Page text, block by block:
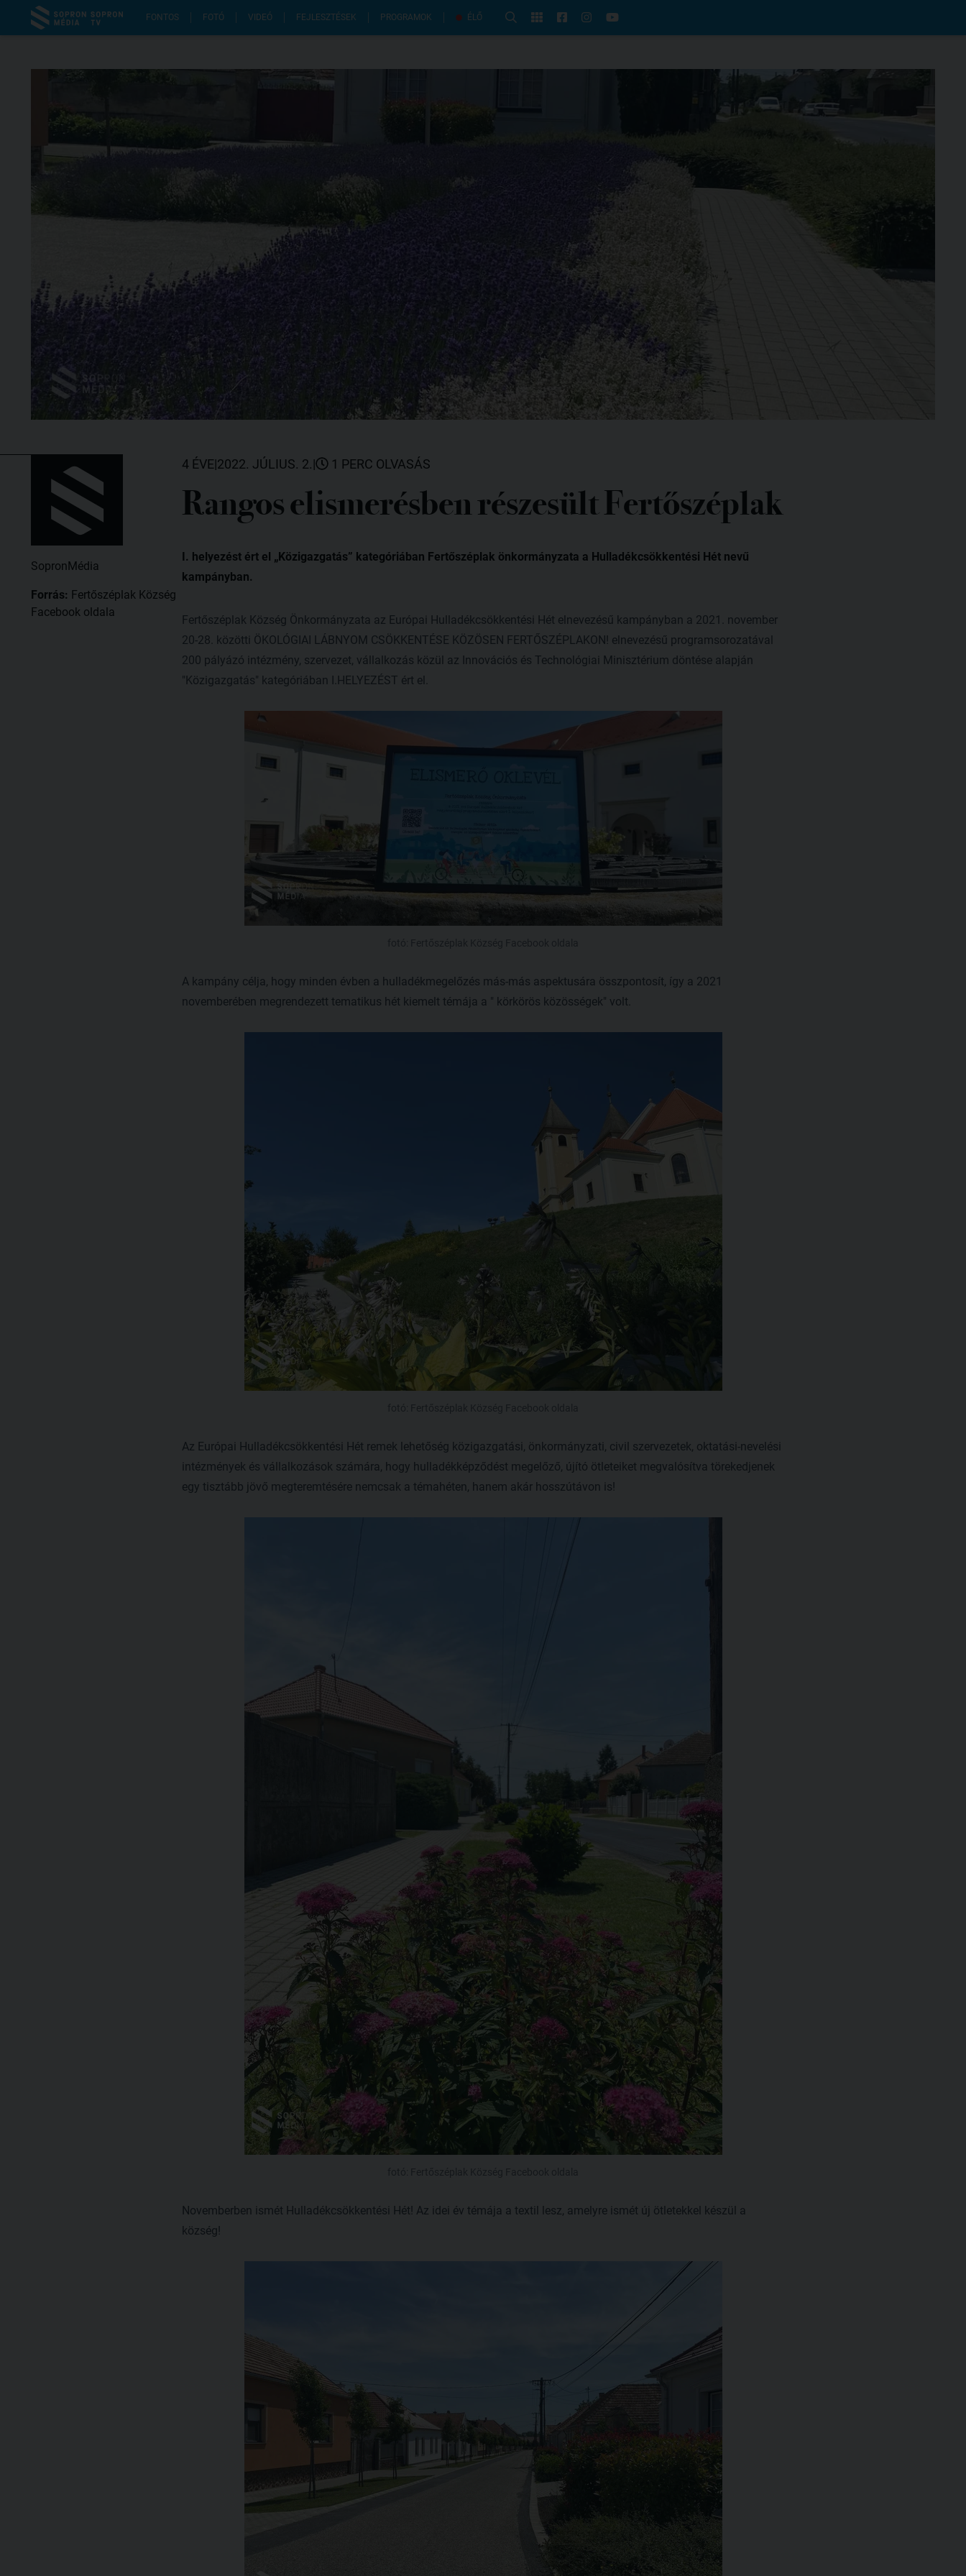
FONTOS FOTÓ VIDEÓ FEJLESZTÉSEK PROGRAMOK ÉLŐ
SopronMédia
Forrás: Fertőszéplak Község
Facebook oldala
4 ÉVE|2022. JÚLIUS. 2.| 1 PERC OLVASÁS
Rangos elismerésben részesült Fertőszéplak
I. helyezést ért el „Közigazgatás” kategóriában Fertőszéplak önkormányzata a Hulladékcsökkentési Hét nevű
kampányban.
Fertőszéplak Község Önkormányzata az Európai Hulladékcsökkentési Hét elnevezésű kampányban a 2021. november
20-28. közötti ÖKOLÓGIAI LÁBNYOM CSÖKKENTÉSE KÖZÖSEN FERTŐSZÉPLAKON! elnevezésű programsorozatával
200 pályázó intézmény, szervezet, vállalkozás közül az Innovációs és Technológiai Minisztérium döntése alapján
"Közigazgatás" kategóriában I.HELYEZÉST ért el.
A kampány célja, hogy minden évben a hulladékmegelőzés más-más aspektusára összpontosít, így a 2021
novemberében megrendezett tematikus hét kiemelt témája a " körkörös közösségek" volt.
Az Európai Hulladékcsökkentési Hét remek lehetőség közigazgatási, önkormányzati, civil szervezetek, oktatási-nevelési
intézmények és vállalkozások számára, hogy hulladékképződést megelőző, újító ötleteiket megvalósítva törekedjenek
egy tisztább jövő megteremtésére nemcsak a témahéten, hanem akár hosszútávon is!
Novemberben ismét Hulladékcsökkentési Hét! Az idei év témája a textil lesz, amelyre ismét új ötletekkel készül a
község!